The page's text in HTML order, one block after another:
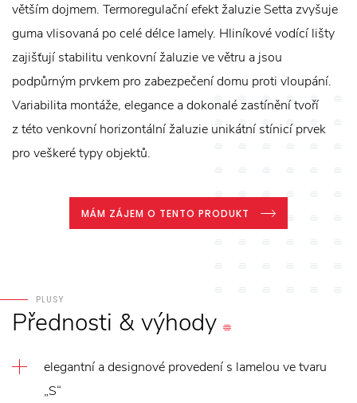
větším dojmem. Termoregulační efekt žaluzie Setta zvyšuje
guma vlisovaná po celé délce lamely. Hliníkové vodící lišty
zajišťují stabilitu venkovní žaluzie ve větru a jsou
podpůrným prvkem pro zabezpečení domu proti vloupání.
Variabilita montáže, elegance a dokonalé zastínění tvoří
z této venkovní horizontální žaluzie unikátní stínicí prvek
pro veškeré typy objektů.
MÁM ZÁJEM O TENTO PRODUKT
PLUSY
Přednosti &výhody
elegantní a designové provedení s lamelou ve tvaru
„S“